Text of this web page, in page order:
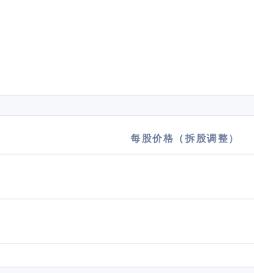
每股价格（拆股调整）